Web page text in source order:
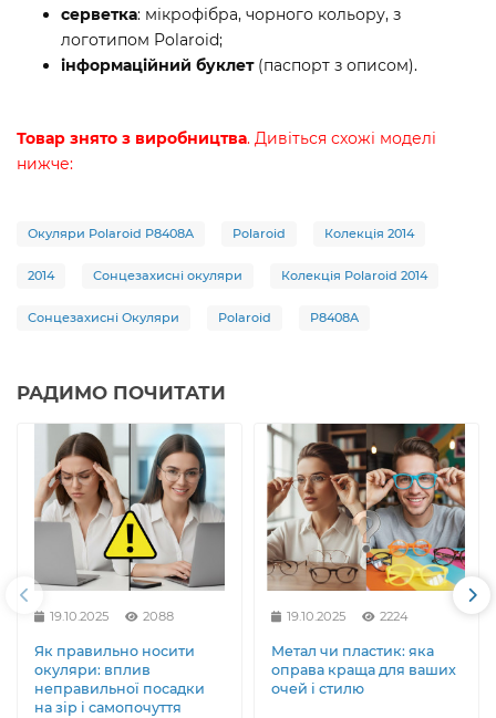
серветка: мікрофібра, чорного кольору, з
логотипом Polaroid;
інформаційний буклет(паспорт з описом).
Товар знято з виробництва. Дивіться схожі моделі
нижче:
Окуляри Polaroid P8408A Polaroid Колекція 2014
2014 Сонцезахисні окуляри Колекція Polaroid 2014
Сонцезахисні Окуляри Polaroid P8408A
РАДИМО ПОЧИТАТИ
19.10.2025 2088
Як правильно носити
окуляри: вплив
неправильної посадки
на зір і самопочуття
19.10.2025 2224
Метал чи пластик: яка
оправа краща для ваших
очей і стилю